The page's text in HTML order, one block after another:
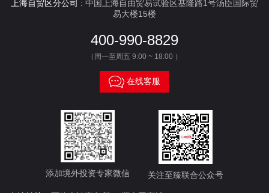
上海自贸区分公司 : 中国上海自由贸易试验区基隆路1号汤臣国际贸
易大楼15楼
400-990-8829
（周一至周五 9:00 ~ 18:00 ）
 在线客服
添加境外投资专家微信 关注至臻联合公众号